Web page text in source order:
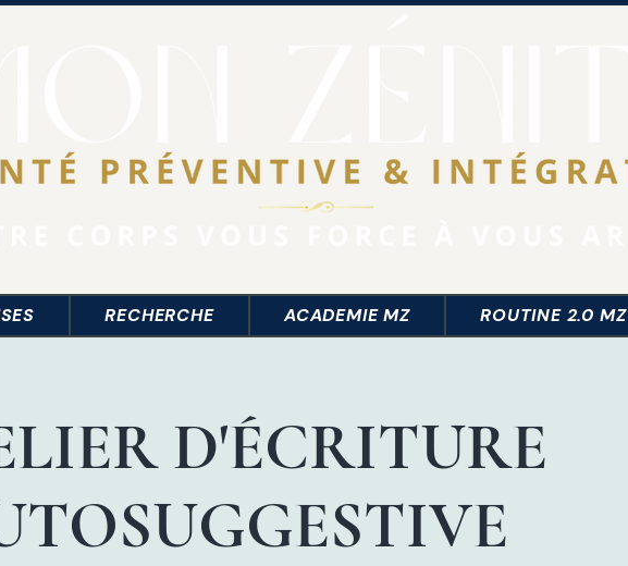
RECHERCHE ACADEMIE MZ ROUTINE 2.0 MZ
D'ÉCRITURE